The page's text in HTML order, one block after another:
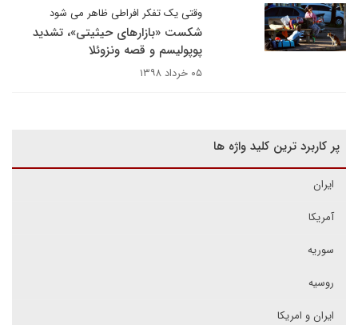
وقتی یک تفکر افراطی ظاهر می شود
شکست «بازارهای حیثیتی»، تشدید
پوپولیسم و قصه ونزوئلا
۰۵ خرداد ۱۳۹۸
پر کاربرد ترین کلید واژه ها
ایران
آمریکا
سوریه
روسیه
ایران و امریکا